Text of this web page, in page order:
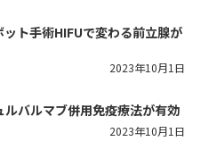
ト手術HIFUで変わる前立腺が
2023年10月1日
ルバルマブ併用免疫療法が有効
2023年10月1日